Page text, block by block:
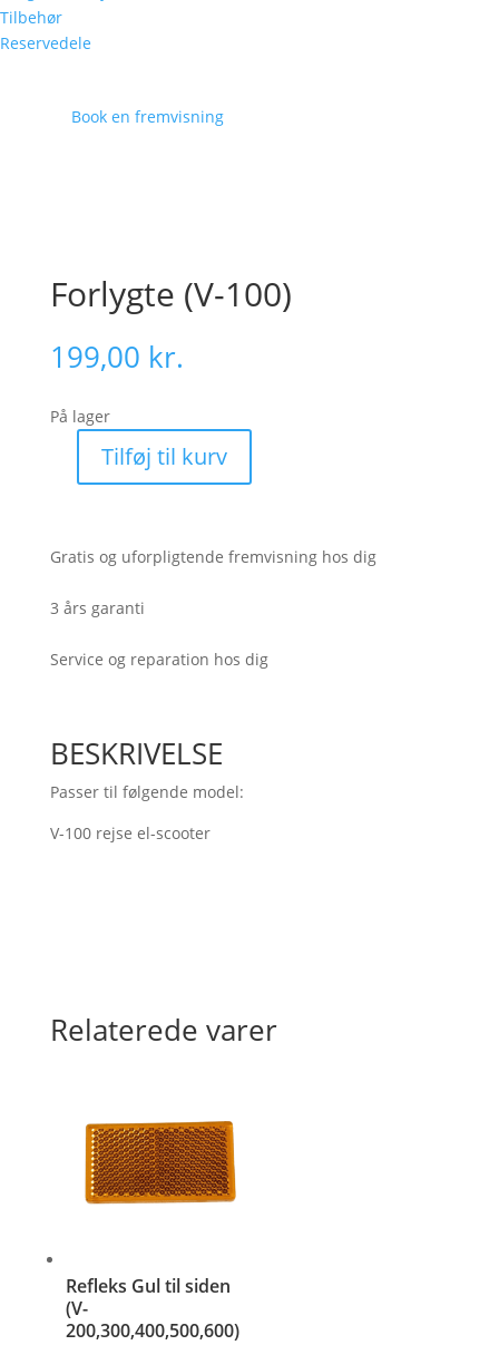
Tilbehør
Reservedele
Book en fremvisning
Forlygte (V-100)
199,00 kr.
På lager
Forlygte
antal
Tilføj til kurv
Gratis og uforpligtende fremvisning hos dig
3 års garanti
Service og reparation hos dig
BESKRIVELSE
Passer til følgende model:
V-100 rejse el-scooter
Relaterede varer
Refleks Gul til siden
(V-
200,300,400,500,600)